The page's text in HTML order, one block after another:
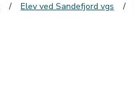
Elev ved Sandefjord vgs